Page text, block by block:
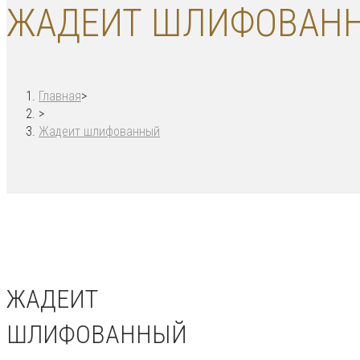
ЖАДЕИТ
Главная>
>
Жадеит шлифованный
ЖАДЕИТ
ШЛИФОВАННЫЙ